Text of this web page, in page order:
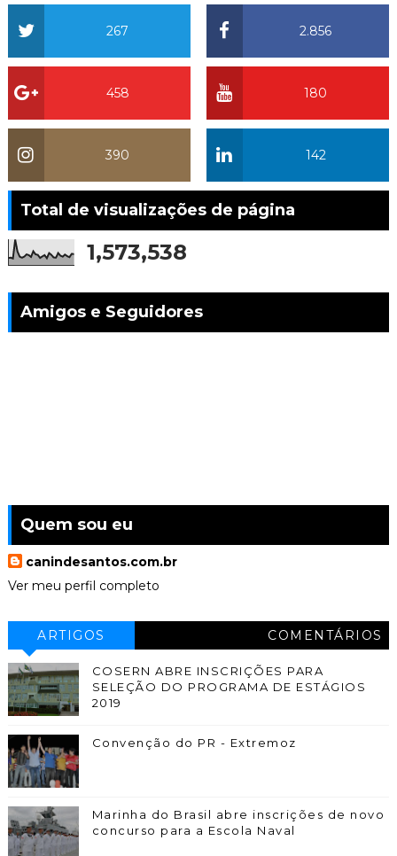
2.856
267
180
458
142
390
Total de visualizações de página
1,573,538
Amigos e Seguidores
Quem sou eu
canindesantos.com.br
Ver meu perfil completo
ARTIGOS COMENTÁRIOS
COSERN ABRE INSCRIÇÕES PARA
SELEÇÃO DO PROGRAMA DE ESTÁGIOS
2019
Convenção do PR - Extremoz
Marinha do Brasil abre inscrições de novo
concurso para a Escola Naval